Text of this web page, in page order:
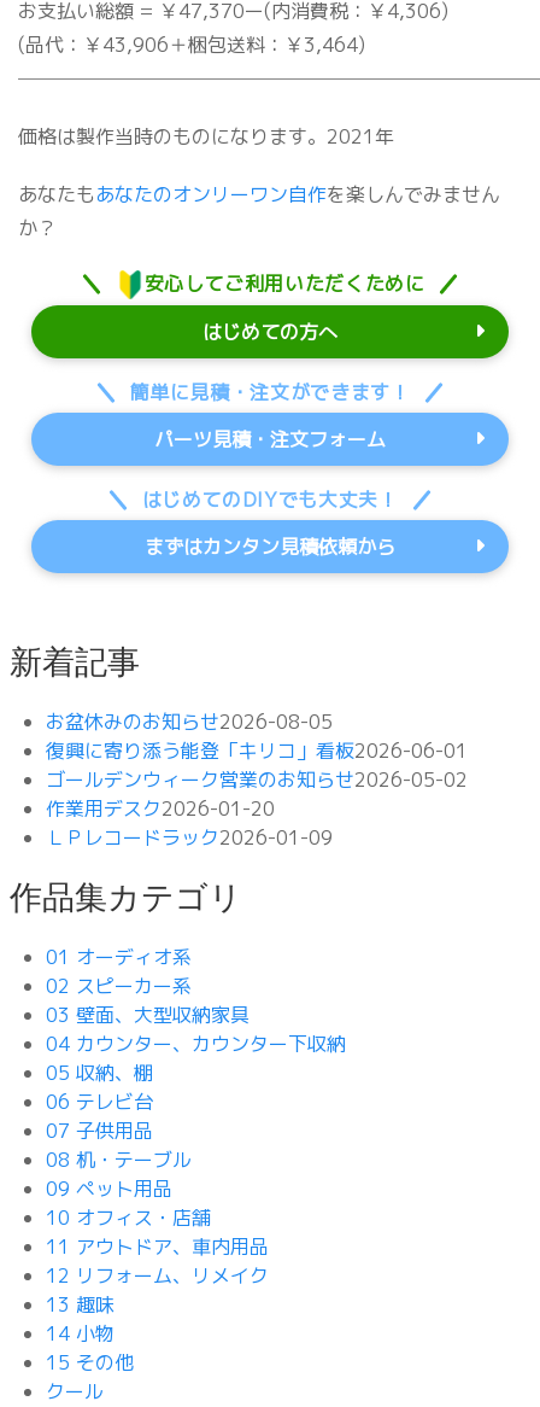
お支払い総額 = ￥47,370ー(内消費税：￥4,306)
(品代：￥43,906＋梱包送料：￥3,464)
価格は製作当時のものになります。2021年
あなたもあなたのオンリーワン自作を楽しんでみません
か？
安心してご利用いただくために
はじめての方へ
簡単に見積・注文ができます！
パーツ見積・注文フォーム
はじめてのDIYでも大丈夫！
まずはカンタン見積依頼から
新着記事
お盆休みのお知らせ2026-08-05
復興に寄り添う能登「キリコ」看板2026-06-01
ゴールデンウィーク営業のお知らせ2026-05-02
作業用デスク2026-01-20
ＬＰレコードラック2026-01-09
作品集カテゴリ
01 オーディオ系
02 スピーカー系
03 壁面、大型収納家具
04 カウンター、カウンター下収納
05 収納、棚
06 テレビ台
07 子供用品
08 机・テーブル
09 ペット用品
10 オフィス・店舗
11 アウトドア、車内用品
12 リフォーム、リメイク
13 趣味
14 小物
15 その他
クール